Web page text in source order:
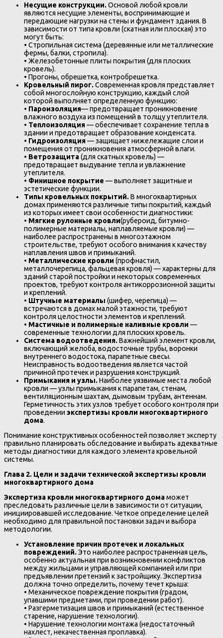
Несущие конструкции.Основой любой кровли
являются несущие элементы, воспринимающие и
передающие нагрузки на стены и фундамент здания. В
зависимости от типа кровли (скатная или плоская) это
могут быть:
• Стропильная система (деревянные или металлические
фермы, балки, стропила).
• Железобетонные плиты покрытия (для плоских
кровель).
• Прогоны, обрешетка, контробрешетка.
Кровельный пирог.Современная кровля представляет
собой многослойную конструкцию, каждый слой
которой выполняет определенную функцию:
• Пароизоляция— предотвращает проникновение
влажного воздуха из помещений в толщу утеплителя.
• Теплоизоляция— обеспечивает сохранение тепла в
здании и предотвращает образование конденсата.
• Гидроизоляция— защищает нижележащие слои и
помещения от проникновения атмосферной влаги.
• Ветрозащита(для скатных кровель) —
предотвращает выдувание тепла и увлажнение
утеплителя.
• Финишное покрытие — выполняет защитные и
эстетические функции.
Типы кровельных покрытий.В многоквартирных
домах применяются различные типы покрытий, каждый
из которых имеет свои особенности диагностики:
• Мягкие рулонные кровли(рубероид, битумно-
полимерные материалы, наплавляемые кровли) —
наиболее распространены в многоэтажном
строительстве, требуют особого внимания к качеству
наплавления швов и примыканий.
• Металлические кровли (профнастил,
металлочерепица, фальцевая кровля) — характерны для
зданий старой постройки и некоторых современных
проектов, требуют контроля антикоррозионной защиты
и креплений.
• Штучные материалы (шифер, черепица) —
встречаются в домах малой этажности, требуют
контроля целостности элементов и креплений.
• Мастичные и полимерные наливные кровли —
современные технологии для плоских кровель.
Система водоотведения.Важнейший элемент кровли,
включающий желоба, водосточные трубы, воронки
внутреннего водостока, парапетные свесы.
Неисправность водоотведения является частой
причиной протечек и разрушения конструкций.
Примыкания и узлы.Наиболее уязвимые места любой
кровли — узлы примыкания к парапетам, стенам,
вентиляционным шахтам, дымовым трубам, антеннам.
Герметичность этих узлов требует особого контроля при
проведении экспертизы кровли многоквартирного
дома.
Понимание конструктивных особенностей позволяет эксперту
правильно планировать обследование и выбирать адекватные
методы диагностики для каждого элемента кровельной
системы.
Глава 2. Цели и задачи технической экспертизы кровли
многоквартирного дома
Экспертиза кровли многоквартирного домаможет
преследовать различные цели в зависимости от ситуации,
инициировавшей исследование. Четкое определение целей
необходимо для правильной постановки задач и выбора
методологии.
Установление причин протечек и локальных
повреждений.Это наиболее распространенная цель,
особенно актуальная при возникновении конфликтов
между жильцами и управляющей компанией или при
предъявлении претензий к застройщику. Экспертиза
должна точно определить, почему течет крыша:
• Механическое повреждение покрытия (градом,
упавшими предметами, при проведении работ).
• Разгерметизация швов и примыканий (естественное
старение, нарушение технологии).
• Нарушение технологии монтажа (недостаточный
нахлест, некачественная проплавка).